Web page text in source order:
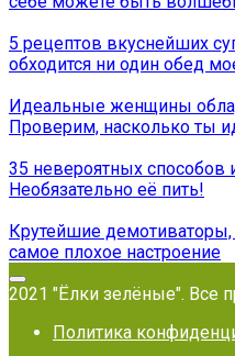
5 рецептов вкуснейших
обходится ни один обед
Идеальные женщины
Проверим, насколько ты
35 невероятных способов
Необязательно её пить!
Крутейшие
самое плохое настроение
2021 "Ёлки зелёные". Все
Политика